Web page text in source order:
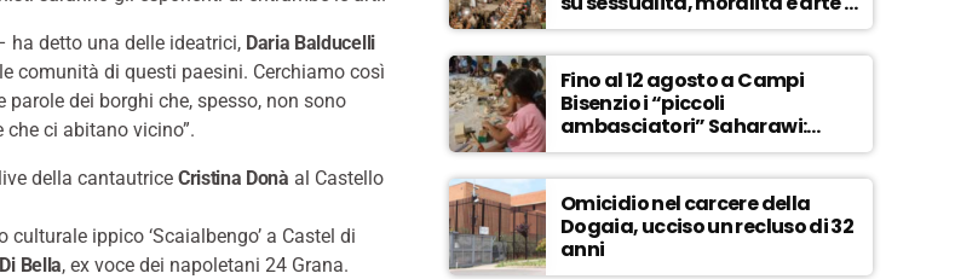
ha detto una delle ideatrici, Daria Balducelli
comunità di questi paesini. Cerchiamo così
dei borghi che, spesso, non sono
ci abitano vicino”.
della cantautrice Cristina Donà al Castello
ippico ‘Scaialbengo’ a Castel di
Bella, ex voce dei napoletani 24 Grana.
ASCOLTA
Fino al 12 agosto a Campi
Bisenzio i “piccoli
ambasciatori” Saharawi:
“Sostenere la loro causa,
Marocco sempre più
invadente” – ASCOLTA
Omicidio nel carcere della
Dogaia, ucciso un recluso di 32
anni